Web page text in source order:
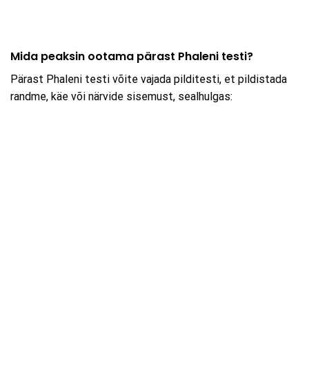
Mida peaksin ootama pärast Phaleni testi?
Pärast Phaleni testi võite vajada pilditesti, et pildistada
randme, käe või närvide sisemust, sealhulgas: